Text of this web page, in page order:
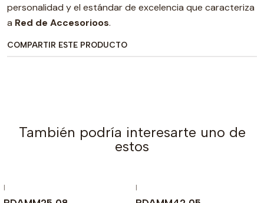
personalidad y el estándar de excelencia que caracteriza
a Red de Accesorioos.
COMPARTIR ESTE PRODUCTO
También podría interesarte uno de
estos
| |